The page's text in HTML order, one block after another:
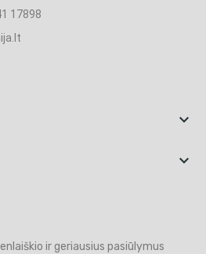
17898


ir geriausius pasiūlymus